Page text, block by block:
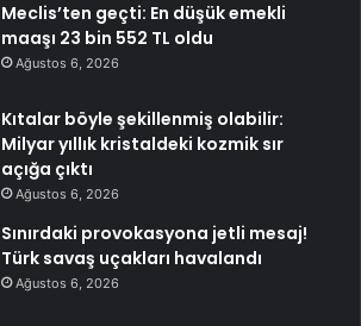
Meclis’ten geçti: En düşük emekli
maaşı 23 bin 552 TL oldu
Ağustos 6, 2026
Kıtalar böyle şekillenmiş olabilir:
Milyar yıllık kristaldeki kozmik sır
açığa çıktı
Ağustos 6, 2026
Sınırdaki provokasyona jetli mesaj!
Türk savaş uçakları havalandı
Ağustos 6, 2026